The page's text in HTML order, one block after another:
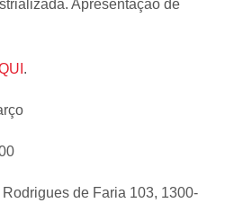
Apresentação de
.
Rodrigues de Faria 103, 1300-